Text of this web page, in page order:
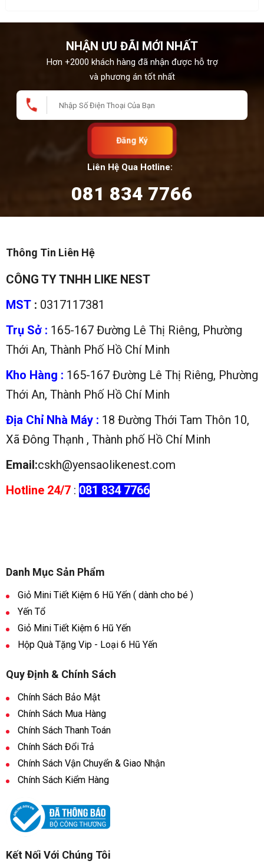
NHẬN ƯU ĐÃI MỚI NHẤT
Hơn +2000 khách hàng đã nhận được hỗ trợ
và phương án tốt nhất
Đăng Ký
Liên Hệ Qua Hotline:
081 834 7766
Thông Tin Liên Hệ
CÔNG TY TNHH LIKE NEST
MST : 0317117381
Trụ Sở : 165-167 Đường Lê Thị Riêng, Phường
Thới An, Thành Phố Hồ Chí Minh
Kho Hàng : 165-167 Đường Lê Thị Riêng, Phường
Thới An, Thành Phố Hồ Chí Minh
Địa Chỉ Nhà Máy : 18 Đường Thới Tam Thôn 10,
Xã Đông Thạnh , Thành phố Hồ Chí Minh
Email:cskh@yensaolikenest.com
Hotline 24/7 : 081 834 7766
Danh Mục Sản Phẩm
Giỏ Mini Tiết Kiệm 6 Hũ Yến ( dành cho bé )
Yến Tổ
Giỏ Mini Tiết Kiệm 6 Hũ Yến
Hộp Quà Tặng Vip - Loại 6 Hũ Yến
Quy Định & Chính Sách
Chính Sách Bảo Mật
Chính Sách Mua Hàng
Chính Sách Thanh Toán
Chính Sách Đổi Trả
Chính Sách Vận Chuyển & Giao Nhận
Chính Sách Kiểm Hàng
Kết Nối Với Chúng Tôi